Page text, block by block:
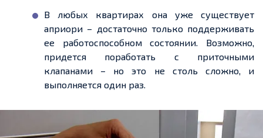
В любых квартирах она уже существует
априори – достаточно только поддерживать
ее работоспособном состоянии. Возможно,
придется поработать с приточными
клапанами – но это не столь сложно, и
выполняется один раз.